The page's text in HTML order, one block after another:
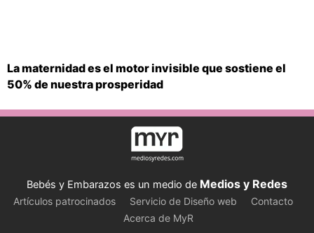
La maternidad es el motor invisible que sostiene el
50% de nuestra prosperidad
Bebés y Embarazos es un medio de Medios y Redes
Artículos patrocinados Servicio de Diseño web
Contacto
Acerca de MyR